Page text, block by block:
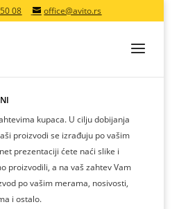
08 office@avito.rs
kupaca. U cilju dobijanja
proizvodi se izrađuju po vašim
prezentaciji ćete naći slike i
proizvodili, a na vaš zahtev Vam
po vašim merama, nosivosti,
i ostalo.